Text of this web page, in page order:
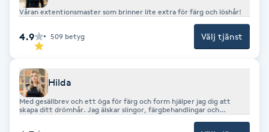
Face framing
Faceliftmassage
Fet hårbotten
Våran extentionsmaster som brinner lite extra för färg och löshår!
4.9 509 betyg Välj tjänst
Hilda
Med gesällbrev och ett öga för färg och form hjälper jag dig att
skapa ditt drömhår. Jag älskar slingor, färgbehandlingar och
min stol! Du hittar mina jobb på Instagram - hairby.hildaolsson